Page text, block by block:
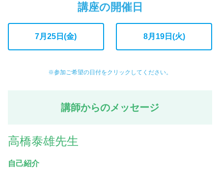
講座の開催日
7月25日(金) 8月19日(火)
※参加ご希望の日付をクリックしてください。
講師からのメッセージ
高橋泰雄先生
自己紹介